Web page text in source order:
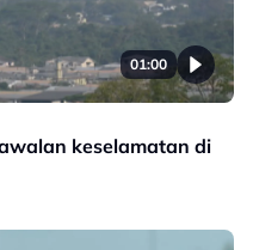
01:00
keselamatan di